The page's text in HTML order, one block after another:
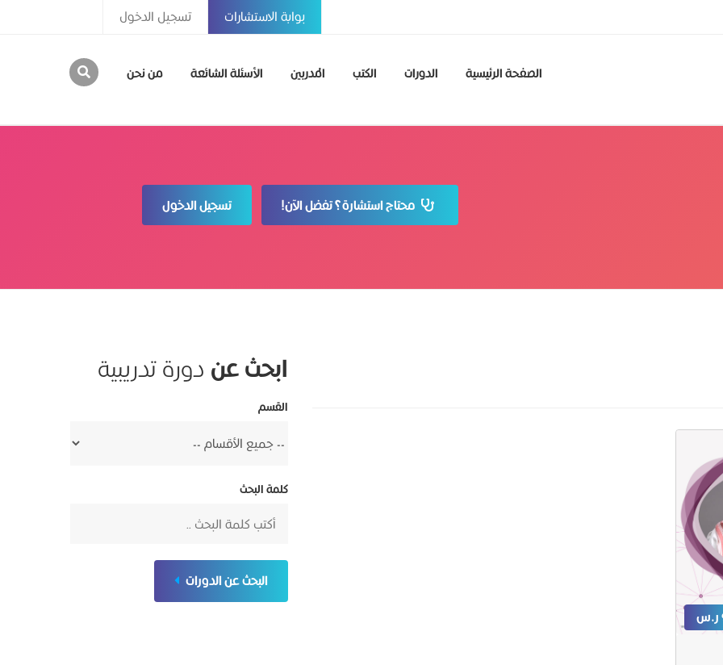
تسجيل الدخول بوابة الاستشارات
الصفحة الرئيسية الدورات الكتب المدربين الأسئلة الشائعة من نحن
محتاج استشارة؟ تفضل الآن! تسجيل الدخول
ابحث عن دورة تدريبية
القسم
كلمة البحث
البحث عن الدورات